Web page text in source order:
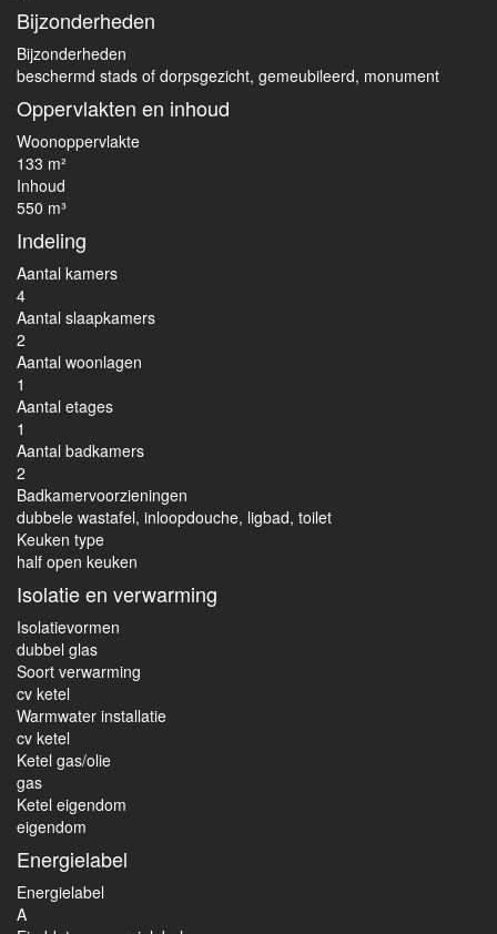
Bijzonderheden
Bijzonderheden
beschermd stads of dorpsgezicht, gemeubileerd, monument
Oppervlakten en inhoud
Woonoppervlakte
133 m²
Inhoud
550 m³
Indeling
Aantal kamers
4
Aantal slaapkamers
2
Aantal woonlagen
1
Aantal etages
1
Aantal badkamers
2
Badkamervoorzieningen
dubbele wastafel, inloopdouche, ligbad, toilet
Keuken type
half open keuken
Isolatie en verwarming
Isolatievormen
dubbel glas
Soort verwarming
cv ketel
Warmwater installatie
cv ketel
Ketel gas/olie
gas
Ketel eigendom
eigendom
Energielabel
Energielabel
A